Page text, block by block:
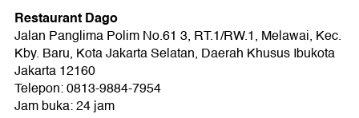
Restaurant Dago
Jalan Panglima Polim No.61 3, RT.1/RW.1, Melawai, Kec.
Kby. Baru, Kota Jakarta Selatan, Daerah Khusus Ibukota
Jakarta 12160
Telepon: 0813-9884-7954
Jam buka: 24 jam